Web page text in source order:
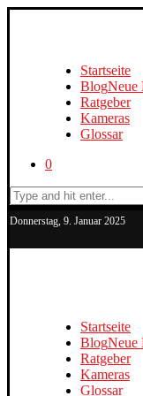
Startseite
BlogNeue
Ratgeber
Kameras
Glossar
0
Donnerstag, 9. Januar 2025
Startseite
BlogNeue
Ratgeber
Kameras
Glossar